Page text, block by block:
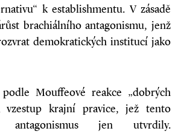
k establishmentu. V zásadě
brachiálního antagonismu, jenž
demokratických institucí jako
Mouffeové reakce „dobrých
vzestup krajní pravice, jež tento
antagonismus jen utvrdily.